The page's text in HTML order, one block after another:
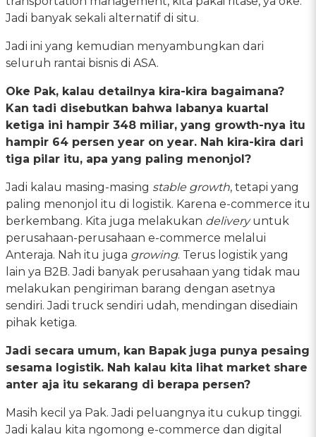
Jadi banyak sekali alternatif di situ.
Jadi ini yang kemudian menyambungkan dari
seluruh rantai bisnis di ASA.
Oke Pak, kalau detailnya kira-kira bagaimana?
Kan tadi disebutkan bahwa labanya kuartal
ketiga ini hampir 348 miliar, yang growth-nya itu
hampir 64 persen year on year. Nah kira-kira dari
tiga pilar itu, apa yang paling menonjol?
Jadi kalau masing-masing stable growth, tetapi yang
paling menonjol itu di logistik. Karena e-commerce itu
berkembang. Kita juga melakukan deliveryuntuk
perusahaan-perusahaan e-commerce melalui
Anteraja. Nah itu juga growing. Terus logistik yang
lain ya B2B. Jadi banyak perusahaan yang tidak mau
melakukan pengiriman barang dengan asetnya
sendiri. Jadi truck sendiri udah, mendingan disediain
pihak ketiga.
Jadi secara umum, kan Bapak juga punya pesaing
sesama logistik. Nah kalau kita lihat market share
anter aja itu sekarang di berapa persen?
Masih kecil ya Pak. Jadi peluangnya itu cukup tinggi.
Jadi kalau kita ngomong e-commerce dan digital